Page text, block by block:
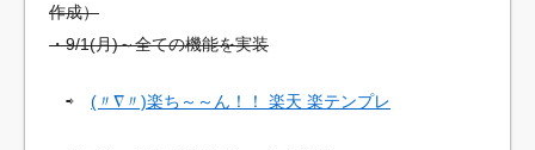
作成）
・9/1(月)～全ての機能を実装
⇨ (〃∇〃)楽ち～～ん！！ 楽天 楽テンプレ